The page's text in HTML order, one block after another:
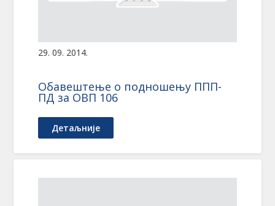
29. 09. 2014.
Обавештење о подношењу ППП-
ПД за ОВП 106
Детаљније